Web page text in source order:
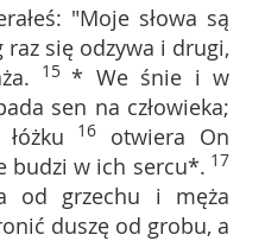
"Moje słowa są
raz się odzywa i drugi,
15* We śnie i w
sen na człowieka;
16 otwiera On
budzi w ich sercu*. 17
od grzechu i męża
duszę od grobu, a